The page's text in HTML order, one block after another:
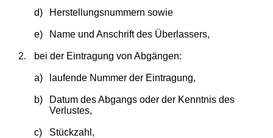
d) Herstellungsnummern sowie
e) Name und Anschrift des Überlassers,
2. bei der Eintragung von Abgängen:
a) laufende Nummer der Eintragung,
b)
Datum des Abgangs oder der Kenntnis des
Verlustes,
c) Stückzahl,